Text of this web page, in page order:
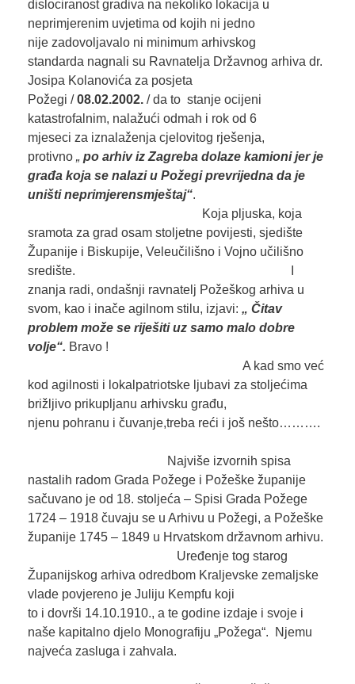
dislociranost gradiva na nekoliko lokacija u
neprimjerenim uvjetima od kojih ni jedno
nije zadovoljavalo ni minimum arhivskog
standarda nagnali su Ravnatelja Državnog arhiva dr.
Josipa Kolanovića za posjeta
Požegi /08.02.2002./ da to stanje ocijeni
katastrofalnim, nalažući odmah i rok od 6
mjeseci za iznalaženja cjelovitog rješenja,
protivno „ po arhiv iz Zagreba dolaze kamioni jer je
građa koja se nalazi u Požegi prevrijedna da je
uništi neprimjerensmještaj“.
Koja pljuska, koja
sramota za grad osam stoljetne povijesti, sjedište
Županije i Biskupije, Veleučilišno i Vojno učilišno
središte. I
znanja radi, ondašnji ravnatelj Požeškog arhiva u
svom, kao i inače agilnom stilu, izjavi: „ Čitav
problem može se riješiti uz samo malo dobre
volje“. Bravo !
A kad smo već
kod agilnosti i lokalpatriotske ljubavi za stoljećima
brižljivo prikupljanu arhivsku građu,
njenu pohranu i čuvanje,treba reći i još nešto……….
Najviše izvornih spisa
nastalih radom Grada Požege i Požeške županije
sačuvano je od 18. stoljeća – Spisi Grada Požege
1724 – 1918 čuvaju se u Arhivu u Požegi, a Požeške
županije 1745 – 1849 u Hrvatskom državnom arhivu.
Uređenje tog starog
Županijskog arhiva odredbom Kraljevske zemaljske
vlade povjereno je Juliju Kempfu koji
to i dovrši 14.10.1910., a te godine izdaje i svoje i
naše kapitalno djelo Monografiju „Požega“. Njemu
najveća zasluga i zahvala.